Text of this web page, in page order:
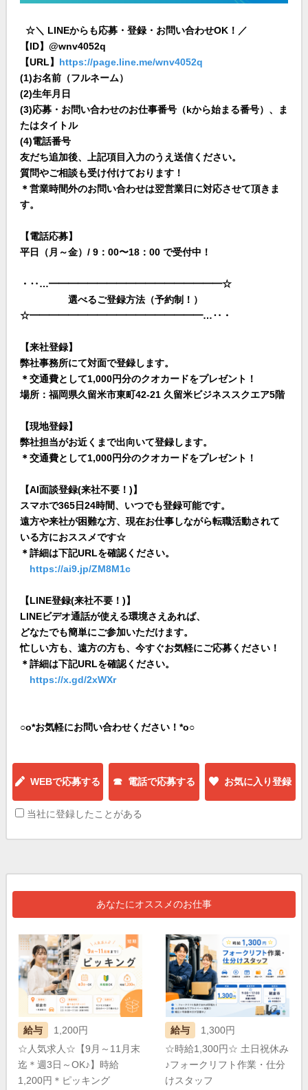
☆＼ LINEからも応募・登録・お問い合わせOK！／
【ID】@wnv4052q
【URL】 https://page.line.me/wnv4052q
(1)お名前（フルネーム）
(2)生年月日
(3)応募・お問い合わせのお仕事番号（kから始まる番号）、ま
たはタイトル
(4)電話番号
友だち追加後、上記項目入力のうえ送信ください。
質問やご相談も受け付けております！
＊営業時間外のお問い合わせは翌営業日に対応させて頂きま
す。
【電話応募】
平日（月～金）/ 9：00〜18：00 で受付中！
・‥…━━━━━━━━━━━━━━━━━━☆
選べるご登録方法（予約制！）
☆━━━━━━━━━━━━━━━━━━…‥・
【来社登録】
弊社事務所にて対面で登録します。
＊交通費として1,000円分のクオカードをプレゼント！
場所：福岡県久留米市東町42-21 久留米ビジネススクエア5階
【現地登録】
弊社担当がお近くまで出向いて登録します。
＊交通費として1,000円分のクオカードをプレゼント！
【AI面談登録(来社不要！)】
スマホで365日24時間、いつでも登録可能です。
遠方や来社が困難な方、現在お仕事しながら転職活動されて
いる方におススメです☆
＊詳細は下記URLを確認ください。
https://ai9.jp/ZM8M1c
【LINE登録(来社不要！)】
LINEビデオ通話が使える環境さえあれば、
どなたでも簡単にご参加いただけます。
忙しい方も、遠方の方も、今すぐお気軽にご応募ください！
＊詳細は下記URLを確認ください。
https://x.gd/2xWXr
○o*お気軽にお問い合わせください！*o○
WEBで応募する ☎ 電話で応募する お気に入り登録
当社に登録したことがある
あなたにオススメのお仕事
給与
1,200円
☆人気求人☆【9月～11月末
迄＊週3日～OK♪】時給
1,200円＊ピッキング
給与
1,300円
☆時給1,300円☆ 土日祝休み
♪フォークリフト作業・仕分
けスタッフ